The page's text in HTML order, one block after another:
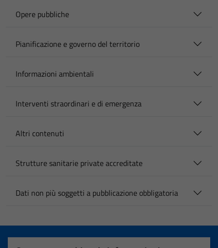
Opere pubbliche
Pianificazione e governo del territorio
Informazioni ambientali
Interventi straordinari e di emergenza
Altri contenuti
Strutture sanitarie private accreditate
Dati non più soggetti a pubblicazione obbligatoria